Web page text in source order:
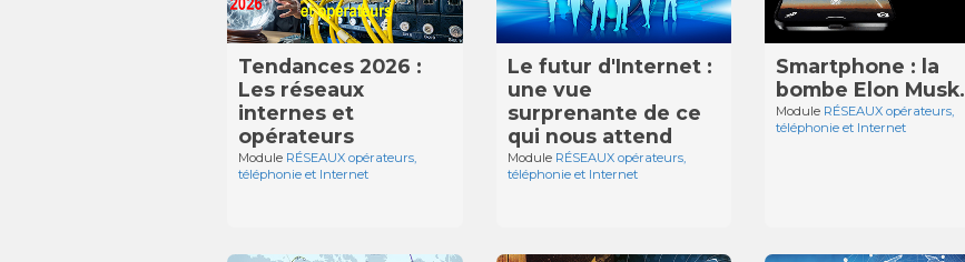
Tendances 2026 :
Les réseaux
internes et
opérateurs
Module RÉSEAUX opérateurs,
téléphonie et Internet
Le futur d'Internet :
une vue
surprenante de ce
qui nous attend
Module RÉSEAUX opérateurs,
téléphonie et Internet
Smartphone : la
bombe Elon Musk.
Module RÉSEAUX opérateurs,
téléphonie et Internet